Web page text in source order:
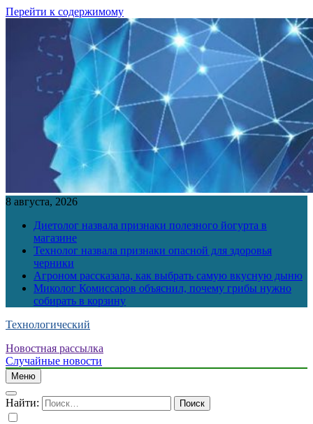
Перейти к содержимому
8 августа, 2026
Диетолог назвала признаки полезного йогурта в
магазине
Технолог назвала признаки опасной для здоровья
черники
Агроном рассказала, как выбрать самую вкусную дыню
Миколог Комиссаров объяснил, почему грибы нужно
собирать в корзину
Технологический
Новостная рассылка
Случайные новости
Меню
Найти: